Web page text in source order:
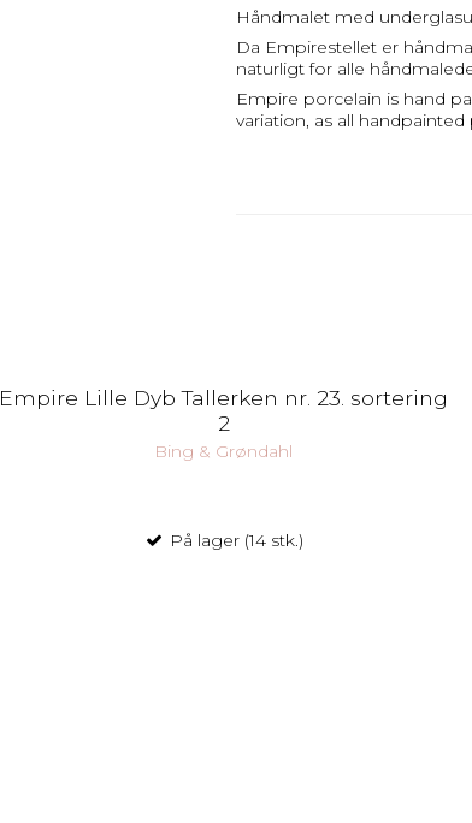
Håndmalet med
Da Empirestellet er
naturligt for alle
Empire porcelain is hand
variation, as all handpainted
Empire Lille Dyb Tallerken nr. 23. sortering
2
Bing & Grøndahl
På lager (14 stk.)